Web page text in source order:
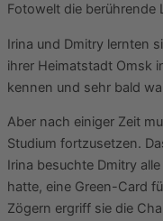
Fotowelt die berührende
Irina und Dmitry lernten
ihrer Heimatstadt Omsk
kennen und sehr bald
Aber nach einiger Zeit
Studium fortzusetzen.
Irina besuchte Dmitry
hatte, eine Green-Card
Zögern ergriff sie die